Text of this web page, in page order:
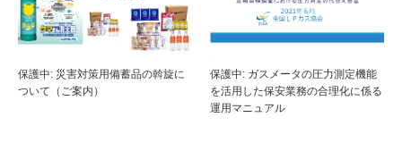
保護中: 災害対策用備蓄品の斡旋に
ついて（ご案内）
保護中: ガスメータの圧力測定機能
を活用した保安業務の合理化に係る
運用マニュアル